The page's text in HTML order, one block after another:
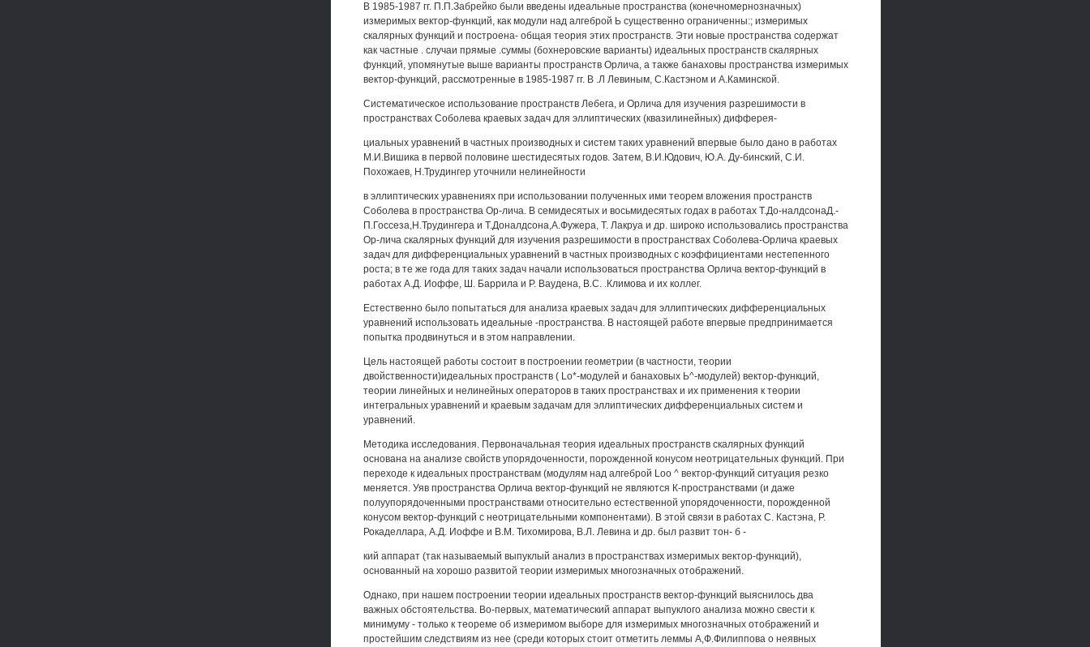
В 1985-1987 гг. П.П.Забрейко были введены идеальные пространства (конечномернозначных)
измеримых вектор-функций, как модули над алгеброй Ь существенно ограниченны:; измеримых
скалярных функций и построена- общая теория этих пространств. Эти новые пространства содержат
как частные . случаи прямые .суммы (бохнеровские варианты) идеальных пространств скалярных
функций, упомянутые выше варианты пространств Орлича, а также банаховы пространства измеримых
вектор-функций, рассмотренные в 1985-1987 гг. В .Л Левиным, С.Кастэном и А.Каминской.
Систематическое использование пространств Лебега, и Орлича для изучения разрешимости в
пространствах Соболева краевых задач для эллиптических (квазилинейных) дифферея-
циальных уравнений в частных производных и систем таких уравнений впервые было дано в работах
М.И.Вишика в первой половине шестидесятых годов. Затем, В.И.Юдович, Ю.А. Ду-бинский, С.И.
Похожаев, Н.Трудингер уточнили нелинейности
в эллиптических уравнениях при использовании полученных ими теорем вложения пространств
Соболева в пространства Ор-лича. В семидесятых и восьмидесятых годах в работах Т.До-налдсонаД.-
П.Госсеза,Н.Трудингера и Т.Доналдсона,А.Фужера, Т. Лакруа и др. широко использовались пространства
Ор-лича скалярных функций для изучения разрешимости в пространствах Соболева-Орлича краевых
задач для дифференциальных уравнений в частных производных с коэффициентами нестепенного
роста; в те же года для таких задач начали использоваться пространства Орлича вектор-функций в
работах А.Д. Иоффе, Ш. Баррила и Р. Ваудена, B.C. .Климова и их коллег.
Естественно было попытаться для анализа краевых задач для эллиптических дифференциальных
уравнений использовать идеальные -пространства. В настоящей работе впервые предпринимается
попытка продвинуться и в этом направлении.
Цель настоящей работы состоит в построении геометрии (в частности, теории
двойственности)идеальных пространств ( Lo*-модулей и банаховых Ь^-модулей) вектор-функций,
теории линейных и нелинейных операторов в таких пространствах и их применения к теории
интегральных уравнений и краевым задачам для эллиптических дифференциальных систем и
уравнений.
Методика исследования. Первоначальная теория идеальных пространств скалярных функций
основана на анализе свойств упорядоченности, порожденной конусом неотрицательных функций. При
переходе к идеальных пространствам (модулям над алгеброй Loo ^ вектор-функций ситуация резко
меняется. Уяв пространства Орлича вектор-функций не являются К-пространствами (и даже
полуупорядоченными пространствами относительно естественной упорядоченности, порожденной
конусом вектор-функций с неотрицательными компонентами). В этой связи в работах С. Кастэна, Р.
Рокаделлара, А.Д. Иоффе и В.М. Тихомирова, В.Л. Левина и др. был развит тон- б -
кий аппарат (так называемый выпуклый анализ в пространствах измеримых вектор-функций),
основанный на хорошо развитой теории измеримых многозначных отображений.
Однако, при нашем построении теории идеальных пространств вектор-функций выяснилось два
важных обстоятельства. Во-первых, математический аппарат выпуклого анализа можно свести к
минимуму - только к теореме об измеримом выборе для измеримых многозначных отображений и
простейшим следствиям из нее (среди которых стоит отметить леммы А,Ф.Филиппова о неявных